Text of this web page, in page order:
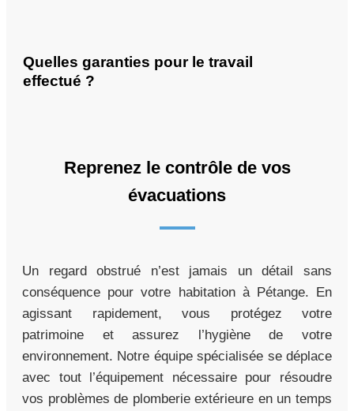
Quelles garanties pour le travail
effectué ?
Reprenez le contrôle de vos
évacuations
Un regard obstrué n’est jamais un détail sans
conséquence pour votre habitation à Pétange. En
agissant rapidement, vous protégez votre
patrimoine et assurez l’hygiène de votre
environnement. Notre équipe spécialisée se déplace
avec tout l’équipement nécessaire pour résoudre
vos problèmes de plomberie extérieure en un temps